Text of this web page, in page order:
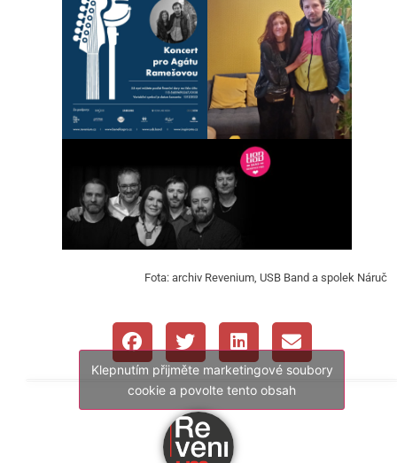
Fota: archiv Revenium, USB Band a spolek Náruč
Klepnutím přijměte marketingové soubory
cookie a povolte tento obsah